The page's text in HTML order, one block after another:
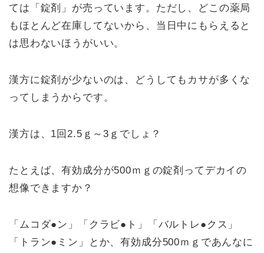
ては「錠剤」が売っています。ただし、どこの薬局
もほとんど在庫してないから、当日中にもらえると
は思わないほうがいい。
漢方に錠剤が少ないのは、どうしてもカサが多くな
ってしまうからです。
漢方は、1回2.5ｇ～3ｇでしょ？
たとえば、有効成分が500ｍｇの錠剤ってデカイの
想像できますか？
「ムコダ●ン」「クラビ●ト」「バルトレ●クス」
「トラン●ミン」とか、有効成分500ｍｇであんなに